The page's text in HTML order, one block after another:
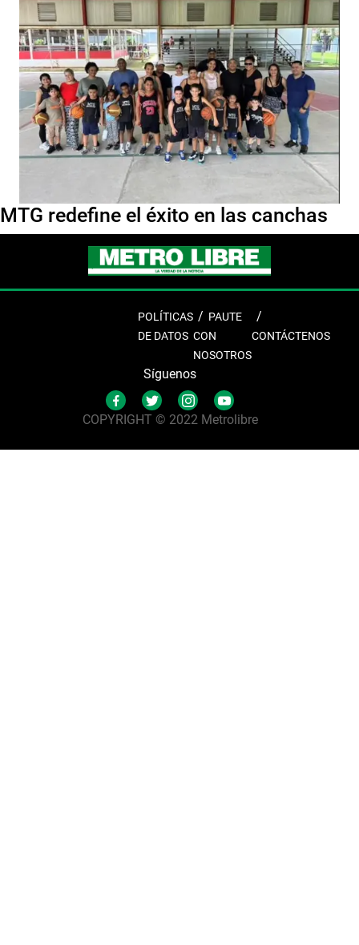
MTG redefine el éxito en las canchas
POLÍTICAS
DE DATOS
PAUTE
CON
NOSOTROS
CONTÁCTENOS
Síguenos
COPYRIGHT © 2022 Metrolibre